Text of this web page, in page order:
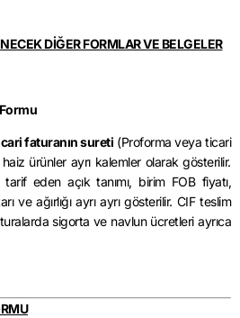
DİĞER FORMLAR VE BELGELER
faturanın sureti (Proforma veya ticari
ürünler ayrı kalemler olarak gösterilir.
eden açık tanımı, birim FOB fiyatı,
ve ağırlığı ayrı ayrı gösterilir. CIF teslim
sigorta ve navlun ücretleri ayrıca